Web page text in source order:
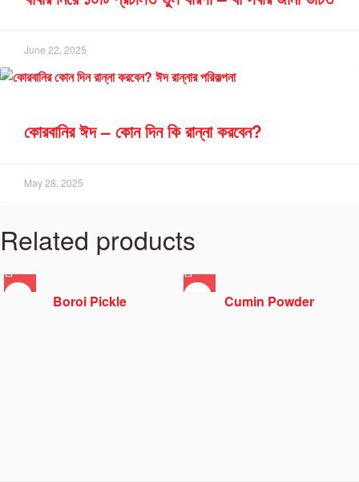
June 22, 2025
কোরবানির ঈদ – কোন দিন কি রান্না করবেন?
May 28, 2025
Related products
Boroi Pickle Cumin Powder